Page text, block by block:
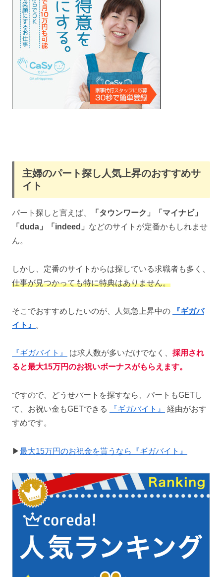
主婦のパート探し人気上昇のおすすめサ
イト
パート探しと言えば、
「タウンワーク」「マイナビ」
「duda」「indeed」 などのサイトが定番かもしれませ
ん。
しかし、定番のサイトからは探している求職者も多く、
仕事が見つかっても特に特典はありません。
そこでおすすめしたいのが、人気急上昇中の
『ギガバ
イト』
。
『ギガバイト』 は求人数が多いだけでなく、 採用され
ると最大15万円のお祝いボーナスがもらえます。
ですので、どうせパートを探すなら、パートもGETし
て、お祝い金もGETできる
『ギガバイト』
経由がおす
すめです。
▶最大15万円のお祝金を貰うなら『ギガバイト』